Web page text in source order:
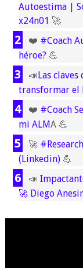
Autoestima |
x24n01 🚀
❤️ #Coach
héroe? 💪
📣Las
transformar el
❤️ #Coach
mi ALMA 💪
🚀
(Linkedin) 💪
📣
🚀 Diego